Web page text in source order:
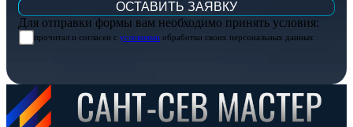
Для отправки формы вам необходимо принять условия:
прочитал и согласен с условиями обработки своих персональных данных